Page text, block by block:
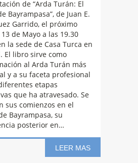
de “Arda Turán: El
Bayrampasa”, de Juan E.
Garrido, el próximo
de Mayo a las 19.30
la sede de Casa Turca en
El libro sirve como
al Arda Turán más
y a su faceta profesional
etapas
que ha atravesado. Se
sus comienzos en el
Bayrampasa, su
posterior en…
LEER MAS